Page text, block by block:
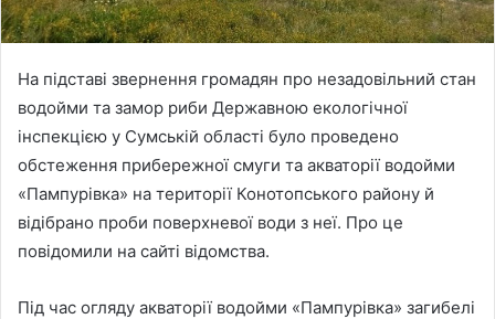
На підставі звернення громадян про незадовільний стан
водойми та замор риби Державною екологічної
інспекцією у Сумській області було проведено
обстеження прибережної смуги та акваторії водойми
«Пампурівка» на території Конотопського району й
відібрано проби поверхневої води з неї. Про це
повідомили на сайті відомства.
Під час огляду акваторії водойми «Пампурівка» загибелі